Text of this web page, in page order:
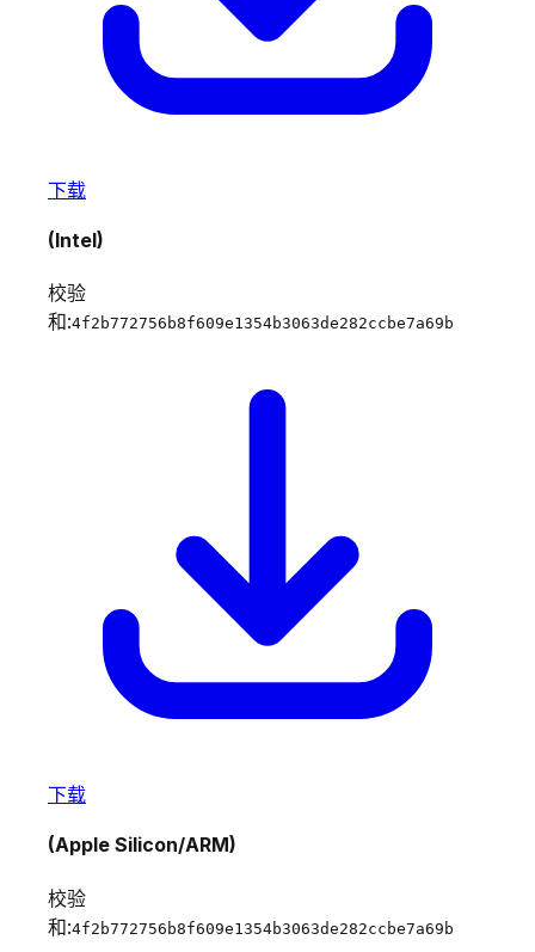
下载
(Intel)
校验
和:4f2b772756b8f609e1354b3063de282ccbe7a69b
下载
(Apple Silicon/ARM)
校验
和:4f2b772756b8f609e1354b3063de282ccbe7a69b